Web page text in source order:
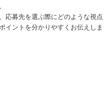
応募先を選ぶ際にどのような視点
イントを分かりやすくお伝えしま